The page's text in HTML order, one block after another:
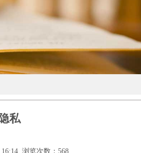
私
浏览次数：568